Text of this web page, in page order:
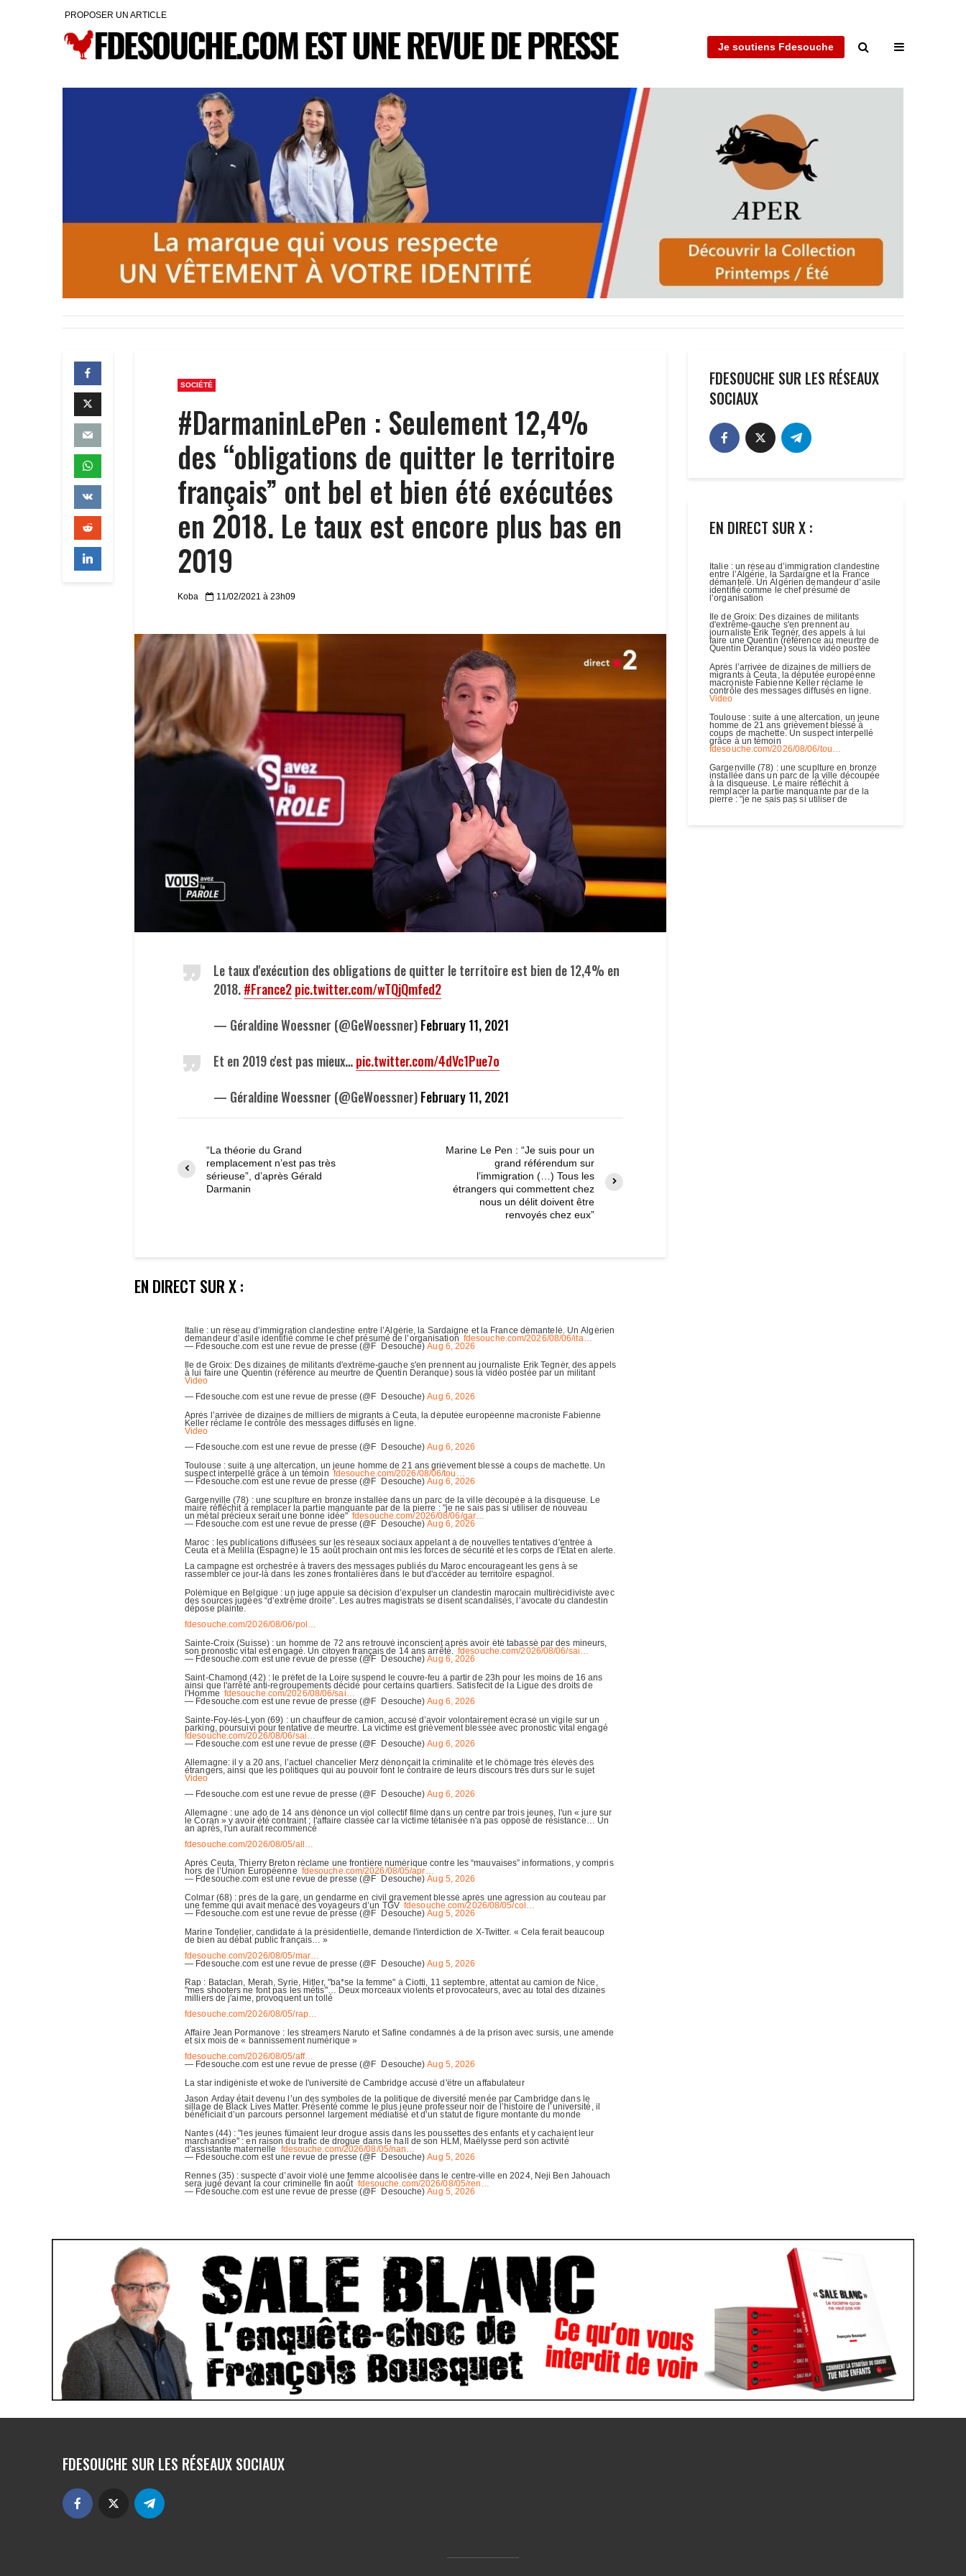
PROPOSER UN ARTICLE
Je soutiens Fdesouche
SOCIÉTÉ
#DarmaninLePen : Seulement 12,4%
des “obligations de quitter le territoire
français” ont bel et bien été exécutées
en 2018. Le taux est encore plus bas en
2019
Koba 11/02/2021 à 23h09
Le taux d'exécution des obligations de quitter le territoire est bien de 12,4% en
2018.#France2pic.twitter.com/wTQjQmfed2
— Géraldine Woessner (@GeWoessner)February 11, 2021
Et en 2019 c'est pas mieux…pic.twitter.com/4dVc1Pue7o
— Géraldine Woessner (@GeWoessner)February 11, 2021
“La théorie du Grand
remplacement n’est pas très
sérieuse”, d’après Gérald
Darmanin
Marine Le Pen : “Je suis pour un
grand référendum sur
l’immigration (…) Tous les
étrangers qui commettent chez
nous un délit doivent être
renvoyés chez eux”
EN DIRECT SUR X :
FDESOUCHE SUR LES RÉSEAUX
SOCIAUX
EN DIRECT SUR X :
FDESOUCHE SUR LES RÉSEAUX SOCIAUX